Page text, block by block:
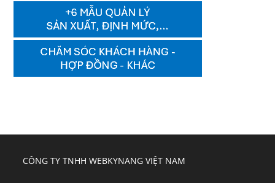
CÔNG TY TNHH WEBKYNANG VIỆT NAM